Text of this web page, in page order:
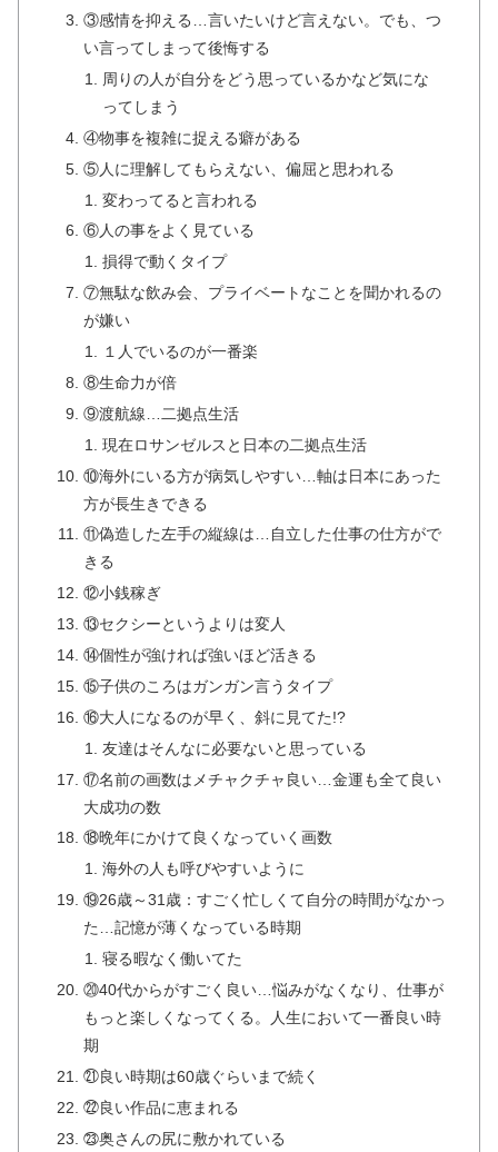
③感情を抑える…言いたいけど言えない。でも、つ
い言ってしまって後悔する
周りの人が自分をどう思っているかなど気にな
ってしまう
④物事を複雑に捉える癖がある
⑤人に理解してもらえない、偏屈と思われる
変わってると言われる
⑥人の事をよく見ている
損得で動くタイプ
⑦無駄な飲み会、プライベートなことを聞かれるの
が嫌い
１人でいるのが一番楽
⑧生命力が倍
⑨渡航線…二拠点生活
現在ロサンゼルスと日本の二拠点生活
⑩海外にいる方が病気しやすい…軸は日本にあった
方が長生きできる
⑪偽造した左手の縦線は…自立した仕事の仕方がで
きる
⑫小銭稼ぎ
⑬セクシーというよりは変人
⑭個性が強ければ強いほど活きる
⑮子供のころはガンガン言うタイプ
⑯大人になるのが早く、斜に見てた!?
友達はそんなに必要ないと思っている
⑰名前の画数はメチャクチャ良い…金運も全て良い
大成功の数
⑱晩年にかけて良くなっていく画数
海外の人も呼びやすいように
⑲26歳～31歳：すごく忙しくて自分の時間がなかっ
た…記憶が薄くなっている時期
寝る暇なく働いてた
⑳40代からがすごく良い…悩みがなくなり、仕事が
もっと楽しくなってくる。人生において一番良い時
期
㉑良い時期は60歳ぐらいまで続く
㉒良い作品に恵まれる
㉓奥さんの尻に敷かれている